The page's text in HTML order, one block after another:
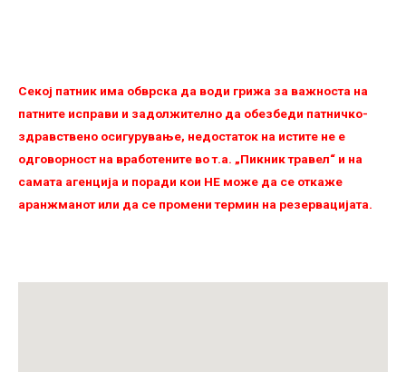
Секој патник има обврска да води грижа за важноста на
патните исправи и задолжително да обезбеди патничко-
здравствено осигурување, недостаток на истите не е
одговорност на вработените во т.а. „Пикник травел“ и на
самата агенција и поради кои НЕ можe да се откаже
аранжманот или да се промени термин на резервацијата.